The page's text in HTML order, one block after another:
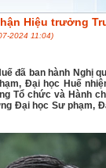
Hiệu trưởng
2024 11:04)
đã ban hành Nghị
Đại học Huế
Tổ chức và Hành
Đại học Sư phạm,